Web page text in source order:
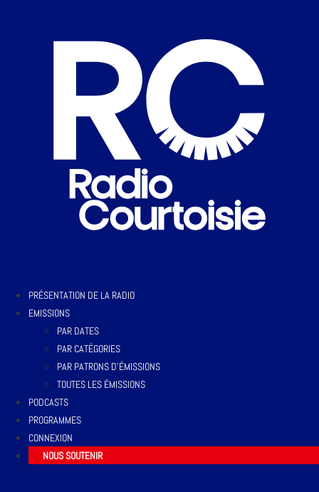
PRÉSENTATION DE LA RADIO
EMISSIONS
PAR DATES
PAR CATÉGORIES
PAR PATRONS D’ÉMISSIONS
TOUTES LES ÉMISSIONS
PODCASTS
PROGRAMMES
CONNEXION
NOUS SOUTENIR